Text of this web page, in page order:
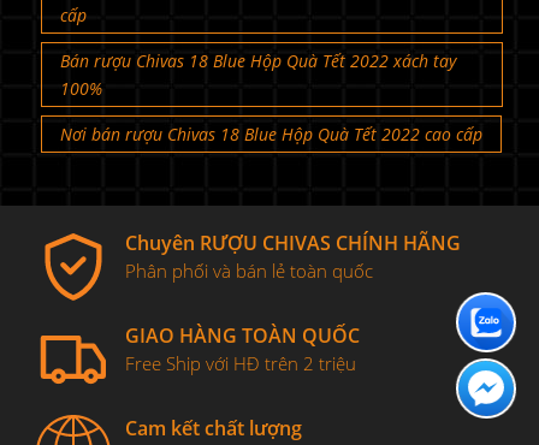
cấp
Bán rượu Chivas 18 Blue Hộp Quà Tết 2022 xách tay
100%
Nơi bán rượu Chivas 18 Blue Hộp Quà Tết 2022 cao cấp
Chuyên RƯỢU CHIVAS CHÍNH HÃNG
Phân phối và bán lẻ toàn quốc
GIAO HÀNG TOÀN QUỐC
Free Ship với HĐ trên 2 triệu
Cam kết chất lượng